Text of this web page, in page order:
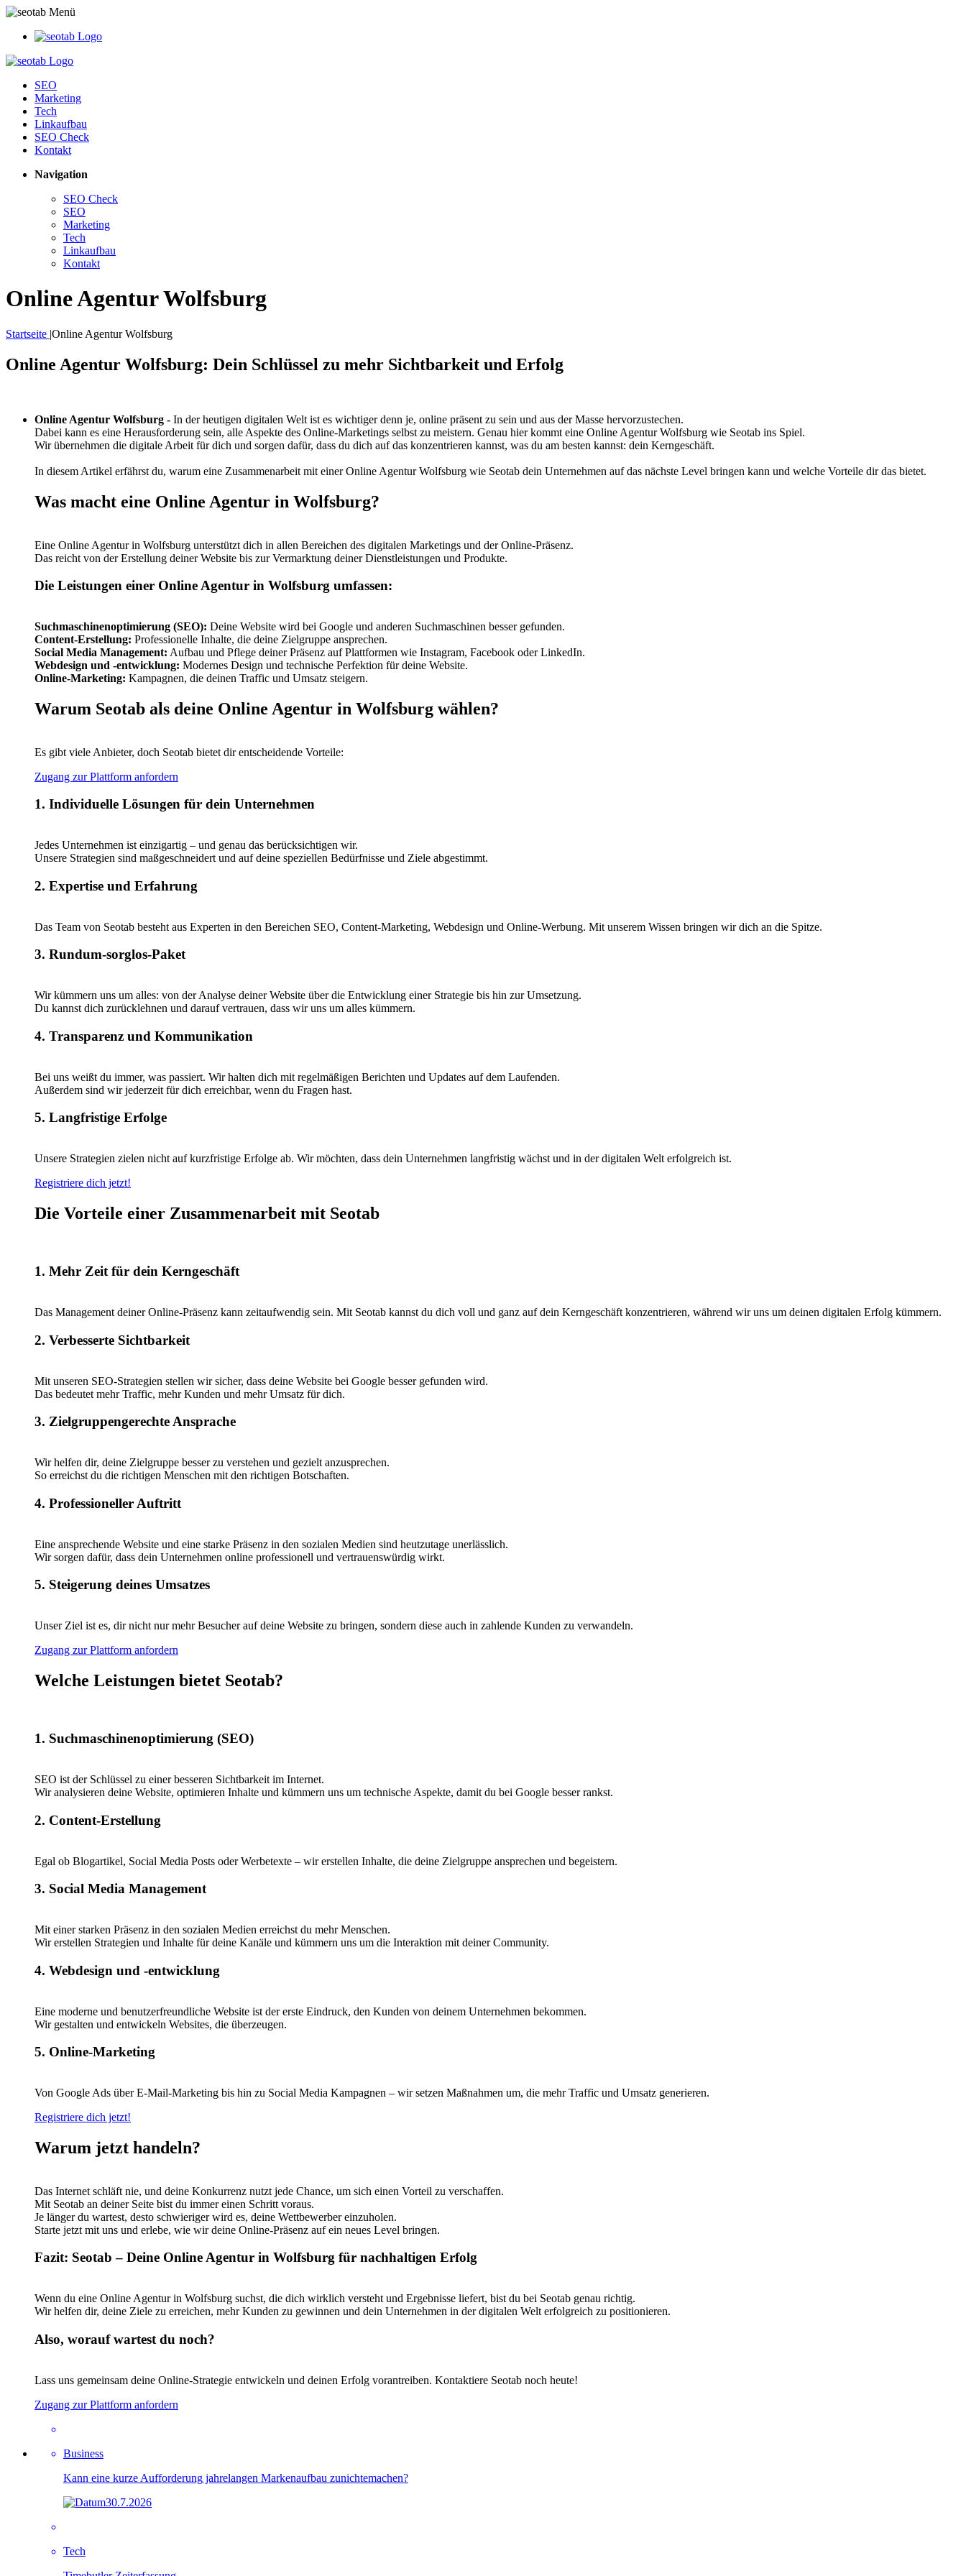
SEO
Marketing
Tech
Linkaufbau
SEO Check
Kontakt
Navigation
SEO Check
SEO
Marketing
Tech
Linkaufbau
Kontakt
Online Agentur Wolfsburg
Startseite |Online Agentur Wolfsburg
Online Agentur Wolfsburg: Dein Schlüssel zu mehr Sichtbarkeit und Erfolg
Online Agentur Wolfsburg - In der heutigen digitalen Welt ist es wichtiger denn je, online präsent zu sein und aus der Masse hervorzustechen.
Dabei kann es eine Herausforderung sein, alle Aspekte des Online-Marketings selbst zu meistern. Genau hier kommt eine Online Agentur Wolfsburg wie Seotab ins Spiel.
Wir übernehmen die digitale Arbeit für dich und sorgen dafür, dass du dich auf das konzentrieren kannst, was du am besten kannst: dein Kerngeschäft.
In diesem Artikel erfährst du, warum eine Zusammenarbeit mit einer Online Agentur Wolfsburg wie Seotab dein Unternehmen auf das nächste Level bringen kann und welche Vorteile dir das bietet.
Was macht eine Online Agentur in Wolfsburg?
Eine Online Agentur in Wolfsburg unterstützt dich in allen Bereichen des digitalen Marketings und der Online-Präsenz.
Das reicht von der Erstellung deiner Website bis zur Vermarktung deiner Dienstleistungen und Produkte.
Die Leistungen einer Online Agentur in Wolfsburg umfassen:
Suchmaschinenoptimierung (SEO): Deine Website wird bei Google und anderen Suchmaschinen besser gefunden.
Content-Erstellung: Professionelle Inhalte, die deine Zielgruppe ansprechen.
Social Media Management: Aufbau und Pflege deiner Präsenz auf Plattformen wie Instagram, Facebook oder LinkedIn.
Webdesign und -entwicklung: Modernes Design und technische Perfektion für deine Website.
Online-Marketing: Kampagnen, die deinen Traffic und Umsatz steigern.
Warum Seotab als deine Online Agentur in Wolfsburg wählen?
Es gibt viele Anbieter, doch Seotab bietet dir entscheidende Vorteile:
Zugang zur Plattform anfordern
1. Individuelle Lösungen für dein Unternehmen
Jedes Unternehmen ist einzigartig – und genau das berücksichtigen wir.
Unsere Strategien sind maßgeschneidert und auf deine speziellen Bedürfnisse und Ziele abgestimmt.
2. Expertise und Erfahrung
Das Team von Seotab besteht aus Experten in den Bereichen SEO, Content-Marketing, Webdesign und Online-Werbung. Mit unserem Wissen bringen wir dich an die Spitze.
3. Rundum-sorglos-Paket
Wir kümmern uns um alles: von der Analyse deiner Website über die Entwicklung einer Strategie bis hin zur Umsetzung.
Du kannst dich zurücklehnen und darauf vertrauen, dass wir uns um alles kümmern.
4. Transparenz und Kommunikation
Bei uns weißt du immer, was passiert. Wir halten dich mit regelmäßigen Berichten und Updates auf dem Laufenden.
Außerdem sind wir jederzeit für dich erreichbar, wenn du Fragen hast.
5. Langfristige Erfolge
Unsere Strategien zielen nicht auf kurzfristige Erfolge ab. Wir möchten, dass dein Unternehmen langfristig wächst und in der digitalen Welt erfolgreich ist.
Registriere dich jetzt!
Die Vorteile einer Zusammenarbeit mit Seotab
1. Mehr Zeit für dein Kerngeschäft
Das Management deiner Online-Präsenz kann zeitaufwendig sein. Mit Seotab kannst du dich voll und ganz auf dein Kerngeschäft konzentrieren, während wir uns um deinen digitalen Erfolg kümmern.
2. Verbesserte Sichtbarkeit
Mit unseren SEO-Strategien stellen wir sicher, dass deine Website bei Google besser gefunden wird.
Das bedeutet mehr Traffic, mehr Kunden und mehr Umsatz für dich.
3. Zielgruppengerechte Ansprache
Wir helfen dir, deine Zielgruppe besser zu verstehen und gezielt anzusprechen.
So erreichst du die richtigen Menschen mit den richtigen Botschaften.
4. Professioneller Auftritt
Eine ansprechende Website und eine starke Präsenz in den sozialen Medien sind heutzutage unerlässlich.
Wir sorgen dafür, dass dein Unternehmen online professionell und vertrauenswürdig wirkt.
5. Steigerung deines Umsatzes
Unser Ziel ist es, dir nicht nur mehr Besucher auf deine Website zu bringen, sondern diese auch in zahlende Kunden zu verwandeln.
Zugang zur Plattform anfordern
Welche Leistungen bietet Seotab?
1. Suchmaschinenoptimierung (SEO)
SEO ist der Schlüssel zu einer besseren Sichtbarkeit im Internet.
Wir analysieren deine Website, optimieren Inhalte und kümmern uns um technische Aspekte, damit du bei Google besser rankst.
2. Content-Erstellung
Egal ob Blogartikel, Social Media Posts oder Werbetexte – wir erstellen Inhalte, die deine Zielgruppe ansprechen und begeistern.
3. Social Media Management
Mit einer starken Präsenz in den sozialen Medien erreichst du mehr Menschen.
Wir erstellen Strategien und Inhalte für deine Kanäle und kümmern uns um die Interaktion mit deiner Community.
4. Webdesign und -entwicklung
Eine moderne und benutzerfreundliche Website ist der erste Eindruck, den Kunden von deinem Unternehmen bekommen.
Wir gestalten und entwickeln Websites, die überzeugen.
5. Online-Marketing
Von Google Ads über E-Mail-Marketing bis hin zu Social Media Kampagnen – wir setzen Maßnahmen um, die mehr Traffic und Umsatz generieren.
Registriere dich jetzt!
Warum jetzt handeln?
Das Internet schläft nie, und deine Konkurrenz nutzt jede Chance, um sich einen Vorteil zu verschaffen.
Mit Seotab an deiner Seite bist du immer einen Schritt voraus.
Je länger du wartest, desto schwieriger wird es, deine Wettbewerber einzuholen.
Starte jetzt mit uns und erlebe, wie wir deine Online-Präsenz auf ein neues Level bringen.
Fazit: Seotab – Deine Online Agentur in Wolfsburg für nachhaltigen Erfolg
Wenn du eine Online Agentur in Wolfsburg suchst, die dich wirklich versteht und Ergebnisse liefert, bist du bei Seotab genau richtig.
Wir helfen dir, deine Ziele zu erreichen, mehr Kunden zu gewinnen und dein Unternehmen in der digitalen Welt erfolgreich zu positionieren.
Also, worauf wartest du noch?
Lass uns gemeinsam deine Online-Strategie entwickeln und deinen Erfolg vorantreiben. Kontaktiere Seotab noch heute!
Zugang zur Plattform anfordern
Business
Kann eine kurze Aufforderung jahrelangen Markenaufbau zunichtemachen?
30.7.2026
Tech